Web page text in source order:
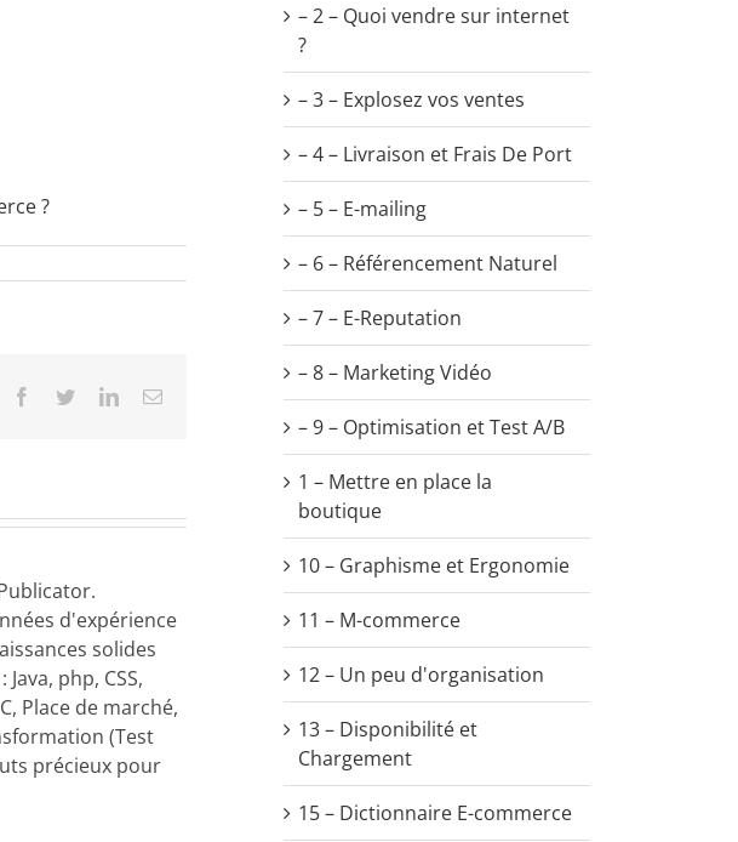
?
Facebook
TwitterLinkedInEmail
d'expérience
solides
php, CSS,
Place de marché,
(Test
précieux pour
– 2 – Quoi vendre sur internet
?
– 3 – Explosez vos ventes
– 4 – Livraison et Frais De Port
– 5 – E-mailing
– 6 – Référencement Naturel
– 7 – E-Reputation
– 8 – Marketing Vidéo
– 9 – Optimisation et Test A/B
1 – Mettre en place la
boutique
10 – Graphisme et Ergonomie
11 – M-commerce
12 – Un peu d'organisation
13 – Disponibilité et
Chargement
15 – Dictionnaire E-commerce